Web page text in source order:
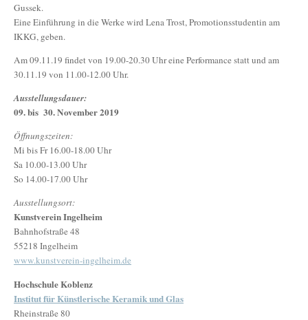
Gussek.
Eine Einführung in die Werke wird Lena Trost, Promotionsstudentin am
IKKG, geben.
Am 09.11.19 findet von 19.00-20.30 Uhr eine Performance statt und am
30.11.19 von 11.00-12.00 Uhr.
Ausstellungsdauer:
09. bis 30. November 2019
Öffnungszeiten:
Mi bis Fr 16.00-18.00 Uhr
Sa 10.00-13.00 Uhr
So 14.00-17.00 Uhr
Ausstellungsort:
Kunstverein Ingelheim
Bahnhofstraße 48
55218 Ingelheim
www.kunstverein-ingelheim.de
Hochschule Koblenz
Institut für Künstlerische Keramik und Glas
Rheinstraße 80